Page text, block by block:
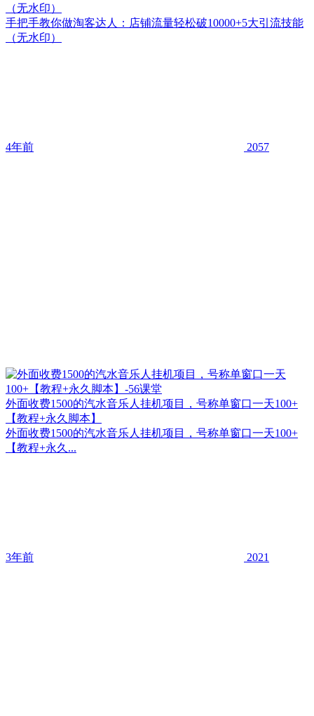
（无水印）
手把手教你做淘客达人：店铺流量轻松破10000+5大引流技能
（无水印）
4年前 2057
外面收费1500的汽水音乐人挂机项目，号称单窗口一天100+
【教程+永久脚本】
外面收费1500的汽水音乐人挂机项目，号称单窗口一天100+
【教程+永久...
3年前 2021